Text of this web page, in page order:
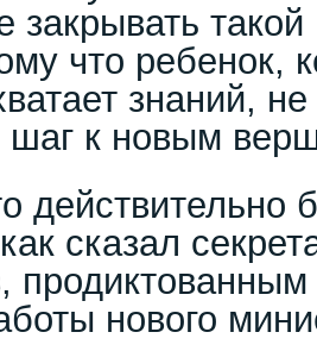
закрывать
что ребенок,
знаний,
шаг к новым
действительно
сказал
нового